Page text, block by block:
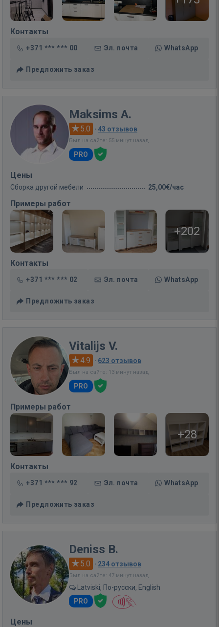
Контакты
+371 *** *** 00 Эл. почта WhatsApp
Предложить заказ
Maksims A.
5.0 · 43 отзывов
Был на сайте: 55 минут назад
PRO
Цены
Сборка другой мебели 25,00€/час
Примеры работ
+202
Контакты
+371 *** *** 02 Эл. почта WhatsApp
Предложить заказ
Vitalijs V.
4.9 · 623 отзывов
Был на сайте: 13 минут назад
PRO
Примеры работ
+28
Контакты
+371 *** *** 92 Эл. почта WhatsApp
Предложить заказ
Deniss B.
5.0 · 234 отзывов
Был на сайте: 47 минут назад
Latviski, По-русски, English
PRO
Цены